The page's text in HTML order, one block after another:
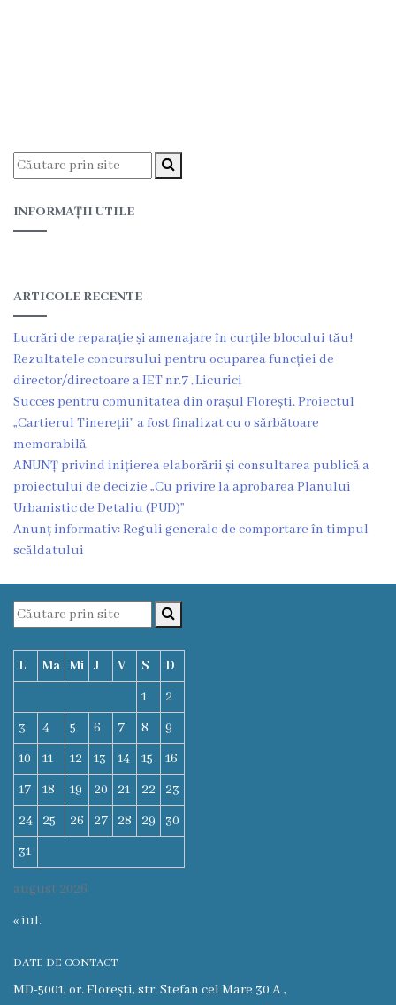
Consiliului
Procese-
verbale
ale
Consiliului
Ședințe
online
Or.
Prezentare
generală
Simbolurile
oraşului
(Stema-
drapelul
or.
Istoria
INFORMAȚII UTILE
ARTICOLE RECENTE
Lucrări de reparație și amenajare în curțile blocului tău!
Rezultatele concursului pentru ocuparea funcției de
director/directoare a IET nr.7 „Licurici
Succes pentru comunitatea din orașul Florești. Proiectul
„Cartierul Tinereții” a fost finalizat cu o sărbătoare
memorabilă
ANUNȚ privind inițierea elaborării și consultarea publică a
proiectului de decizie „Cu privire la aprobarea Planului
Urbanistic de Detaliu (PUD)”
Anunț informativ: Reguli generale de comportare în timpul
scăldatului
august 2026
L Ma Mi J V S
D
1
2
3
4 5 6 7 8
9
10
11 12 13 14 15
16
17
18 19 20 21 22
23
24
25 26 27 28 29
30
31
« iul.
DATE DE CONTACT
MD-5001, or. Florești, str. Stefan cel Mare 30 A ,